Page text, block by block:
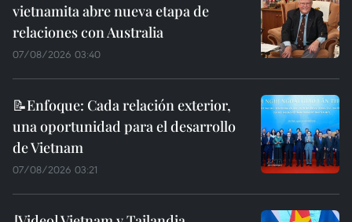
vietnamita abre nueva etapa de
relaciones con Australia
07/08/2026 03:40
📝Enfoque: Cada relación exterior,
una oportunidad para el desarrollo
de Vietnam
07/08/2026 03:21